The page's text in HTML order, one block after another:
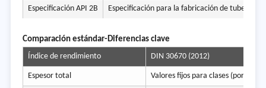
Especificación API 2B Especificación para la fabricación de tubería
Comparación estándar-Diferencias clave
Índice de rendimiento
DIN 30670 (2012)
Espesor total Valores fijos para clases (por